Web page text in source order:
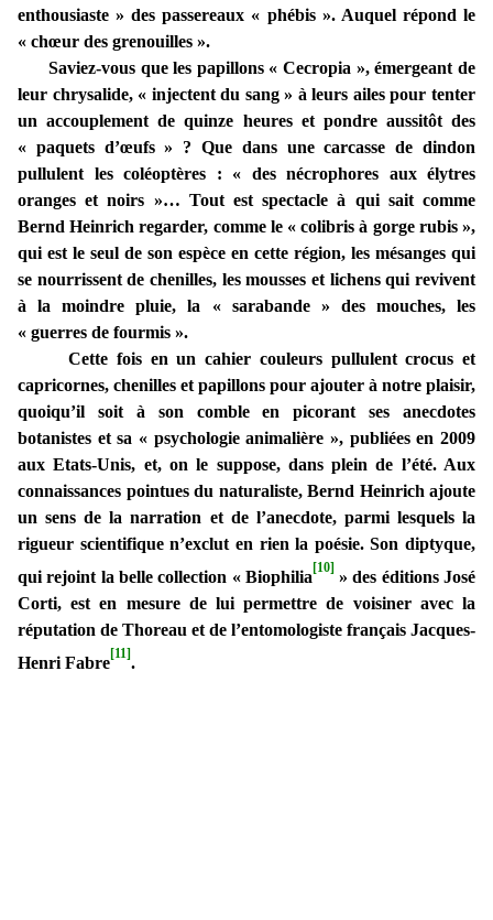
enthousiaste » des passereaux « phébis ». Auquel répond le
« chœur des grenouilles ».
Saviez-vous que les papillons « Cecropia », émergeant de
leur chrysalide, « injectent du sang » à leurs ailes pour tenter
un accouplement de quinze heures et pondre aussitôt des
« paquets d’œufs » ? Que dans une carcasse de dindon
pullulent les coléoptères : « des nécrophores aux élytres
oranges et noirs »… Tout est spectacle à qui sait comme
Bernd Heinrich regarder, comme le « colibris à gorge rubis »,
qui est le seul de son espèce en cette région, les mésanges qui
se nourrissent de chenilles, les mousses et lichens qui revivent
à la moindre pluie, la « sarabande » des mouches, les
« guerres de fourmis ».
Cette fois en un cahier couleurs pullulent crocus et
capricornes, chenilles et papillons pour ajouter à notre plaisir,
quoiqu’il soit à son comble en picorant ses anecdotes
botanistes et sa « psychologie animalière », publiées en 2009
aux Etats-Unis, et, on le suppose, dans plein de l’été. Aux
connaissances pointues du naturaliste, Bernd Heinrich ajoute
un sens de la narration et de l’anecdote, parmi lesquels la
rigueur scientifique n’exclut en rien la poésie. Son diptyque,
qui rejoint la belle collection « Biophilia [10]» des éditions José
Corti, est en mesure de lui permettre de voisiner avec la
réputation de Thoreau et de l’entomologiste français Jacques-
Henri Fabre[11].